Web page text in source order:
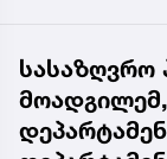
სასაზღვრო